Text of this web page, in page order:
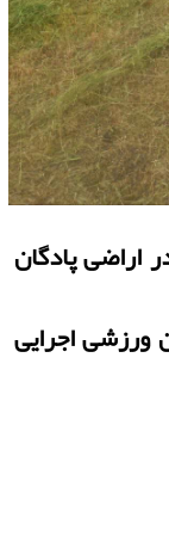
اراضی پادگان
ورزشی اجرایی